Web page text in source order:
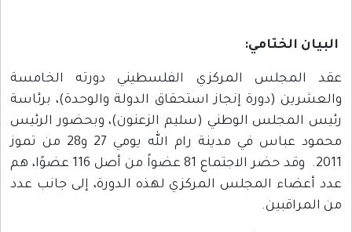
البيان الختامي:
عقد المجلس المركزي الفلسطيني دورته الخامسة
والعشرين (دورة إنجاز استحقاق الدولة والوحدة)، برئاسة
رئيس المجلس الوطني (سليم الزعنون)، وبحضور الرئيس
محمود عباس في مدينة رام الله يومي 27 و28 من تموز
2011. وقد حضر الاجتماع 81 عضواً من أصل 116 عضوًا، هم
عدد أعضاء المجلس المركزي لهذه الدورة، إلى جانب عدد
من المراقبين.